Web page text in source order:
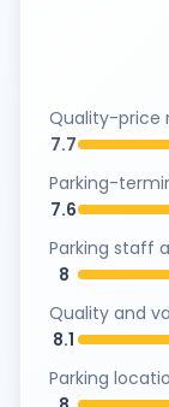
Quality-price
7.7
Parking-
7.6
Parking staff
8
Quality and
8.1
Parking